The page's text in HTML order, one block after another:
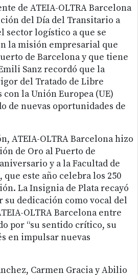
de ATEIA-OLTRA Barcelona
del Día del Transitario a
sector logístico a que se
la misión empresarial que
de Barcelona y que tiene
Sanz recordó que la
del Tratado de Libre
con la Unión Europea (UE)
de nuevas oportunidades de
ATEIA-OLTRA Barcelona hizo
de Oro al Puerto de
y a la Facultad de
este año celebra los 250
La Insignia de Plata recayó
su dedicación como vocal del
OLTRA Barcelona entre
por “su sentido crítico, su
en impulsar nuevas
Carmen Gracia y Abilio